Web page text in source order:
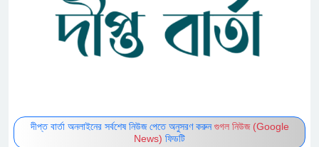
দীপ্ত বার্তা অনলাইনের সর্বশেষ নিউজ পেতে অনুসরণ করুনগুগল নিউজ (Google
News) ফিডটি